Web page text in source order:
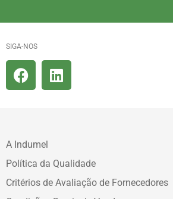
SIGA-NOS
A Indumel
Política da Qualidade
Critérios de Avaliação de Fornecedores